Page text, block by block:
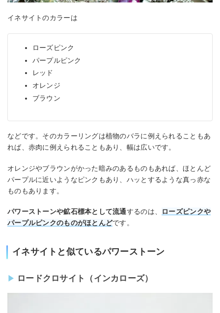
イネサイトのカラーは
ローズピンク
パープルピンク
レッド
オレンジ
ブラウン
などです。そのカラーリングは植物のバラに例えられることもあ
れば、赤肉に例えられることもあり、幅は広いです。
オレンジやブラウンがかった暗みのあるものもあれば、ほとんど
パープルに近いようなピンクもあり、ハッとするような真っ赤な
ものもあります。
パワーストーンや鉱石標本として流通するのは、
ローズピンクや
パープルピンクのものがほとんどです。
イネサイトと似ているパワーストーン
ロードクロサイト（インカローズ）